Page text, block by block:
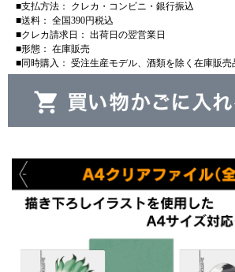
■支払方法： クレカ・コンビニ・銀行振込
■送料： 全国390円税込
■クレカ請求日： 出荷日の翌営業日
■形態： 在庫販売
■同時購入： 受注生産モデル、酒類を除く在庫販売